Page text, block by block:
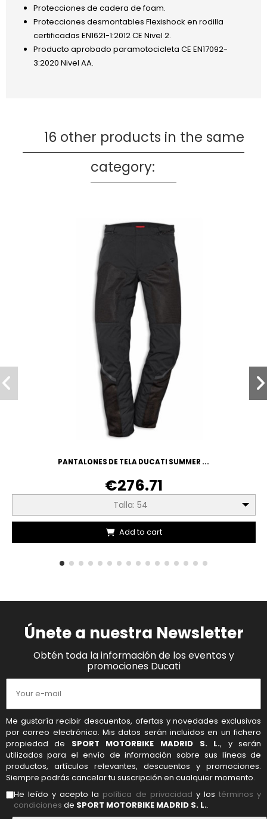
Protecciones de cadera de foam.
Protecciones desmontables Flexishock en rodilla
certificadas EN1621-1:2012 CE Nivel 2.
Producto aprobado paramotocicleta CE EN17092-
3:2020 Nivel AA.
16 other products in the same
category:
PANTALONES DE TELA DUCATI SUMMER ...
€276.71
Talla: 54
Add to cart
Únete a nuestra Newsletter
Obtén toda la información de los eventos y
promociones Ducati
Me gustaría recibir descuentos, ofertas y novedades exclusivas
por correo electrónico. Mis datos serán incluidos en un fichero
propiedad de SPORT MOTORBIKE MADRID S. L., y serán
utilizados para el envío de información sobre sus líneas de
productos, artículos relevantes, descuentos y promociones.
Siempre podrás cancelar tu suscripción en cualquier momento.
He leído y acepto la política de privacidad y lostérminos y
condiciones de SPORT MOTORBIKE MADRID S. L..